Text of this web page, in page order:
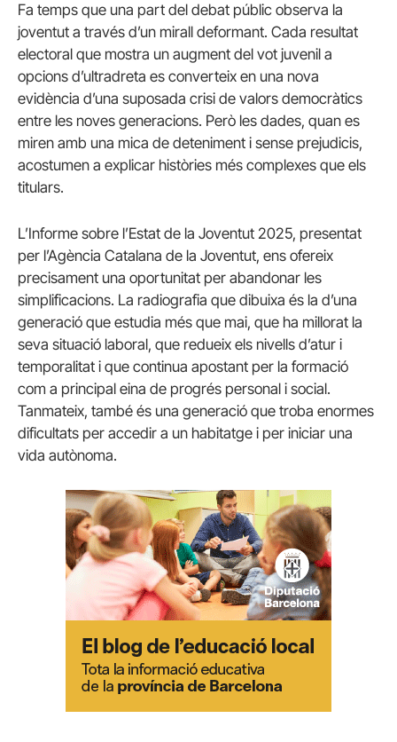
Fa temps que una part del debat públic observa la
joventut a través d’un mirall deformant. Cada resultat
electoral que mostra un augment del vot juvenil a
opcions d’ultradreta es converteix en una nova
evidència d’una suposada crisi de valors democràtics
entre les noves generacions. Però les dades, quan es
miren amb una mica de deteniment i sense prejudicis,
acostumen a explicar històries més complexes que els
titulars.
L’Informe sobre l’Estat de la Joventut 2025, presentat
per l’Agència Catalana de la Joventut, ens ofereix
precisament una oportunitat per abandonar les
simplificacions. La radiografia que dibuixa és la d’una
generació que estudia més que mai, que ha millorat la
seva situació laboral, que redueix els nivells d’atur i
temporalitat i que continua apostant per la formació
com a principal eina de progrés personal i social.
Tanmateix, també és una generació que troba enormes
dificultats per accedir a un habitatge i per iniciar una
vida autònoma.